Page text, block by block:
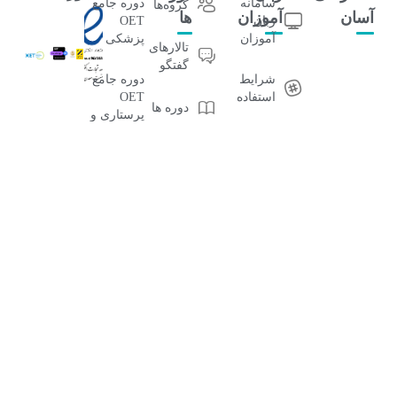
آسان
سامانه
زبان
آموزان
شرایط
استفاده
آموزان
گروه‌ها
تالار‌های
گفتگو
دوره ها
ها
دوره جامع
OET
پزشکی
دوره جامع
OET
پرستاری و